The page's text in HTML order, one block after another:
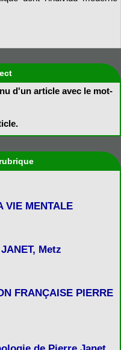
d'un article avec le mot-
VIE MENTALE
Metz
FRANÇAISE PIERRE